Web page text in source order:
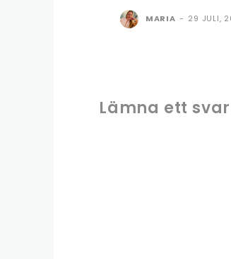
MARIA - 29 JULI,
Lämna ett svar